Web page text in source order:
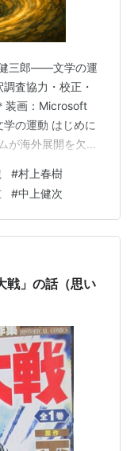
三郎――文学の運
査協力・校正・
装画：Microsoft
の運動 はじめに
が海外展開を欠く
同時展開される
や大江健三郎、
で国家や社会の変
固な現実システム
ともに終焉（あ
#村上春樹
#中上健次
戦」の話（思い